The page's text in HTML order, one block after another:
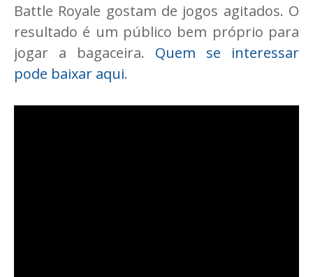
Battle Royale gostam de jogos agitados. O
resultado é um público bem próprio para
jogar a bagaceira. Quem se interessar
pode baixar aqui.